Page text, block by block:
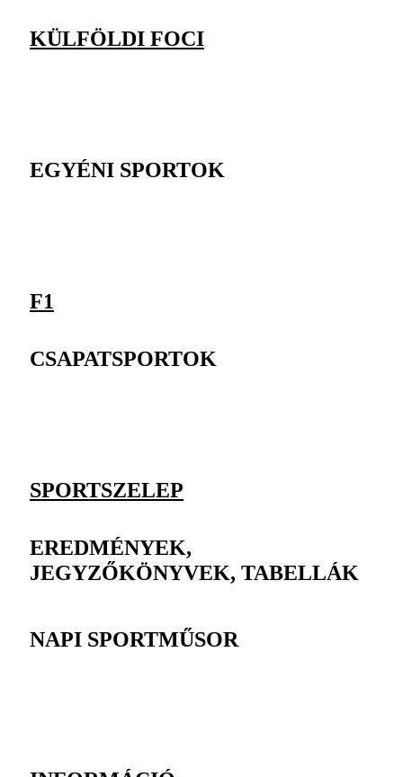
KÜLFÖLDI FOCI
EGYÉNI SPORTOK
F1
CSAPATSPORTOK
SPORTSZELEP
EREDMÉNYEK,
JEGYZŐKÖNYVEK, TABELLÁK
NAPI SPORTMŰSOR